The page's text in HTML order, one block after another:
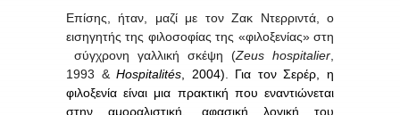
Επίσης, ήταν, μαζί με τον Ζακ Ντερριντά, ο
εισηγητής της φιλοσοφίας της «φιλοξενίας» στη
σύγχρονη γαλλική σκέψη (Zeus hospitalier
1993 &Hospitalités , 2004)
Για τον Σερέρ, η
φιλοξενία είναι μια πρακτική που εναντιώνεται
στην αμοραλιστική, αφασική λογική του